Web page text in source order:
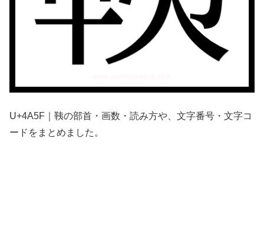
U+4A5F｜䩟の部首・画数・読み方や、文字番号・文字コ
ードをまとめました。